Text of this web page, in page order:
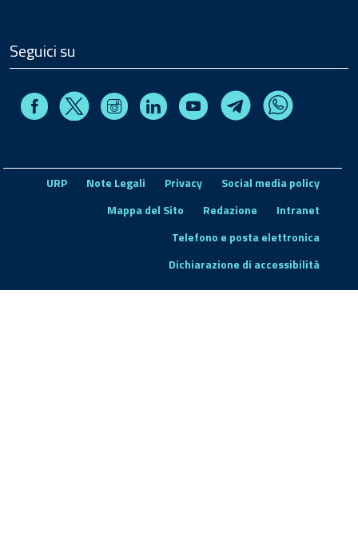
Seguici su
FacebookX InstagramLinkedin Youtube TelegramWhatsapp
URP Note Legali Privacy
Social media policy
Mappa del Sito
Redazione
Intranet
Telefono e posta elettronica
Dichiarazione di accessibilità